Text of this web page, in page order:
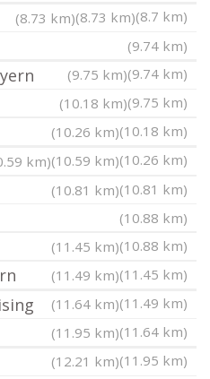
(8.7 km)
(8.73 km)
(8.73 km)
(9.74 km)
(9.74 km)
(9.75 km)
(9.75 km)
(10.18 km)
(10.18 km)
(10.26 km)
(10.26 km)
(10.59 km)
km)
(10.81 km)
(10.81 km)
(10.88 km)
(10.88 km)
(11.45 km)
(11.45 km)
(11.49 km)
(11.49 km)
(11.64 km)
(11.64 km)
(11.95 km)
(11.95 km)
(12.21 km)